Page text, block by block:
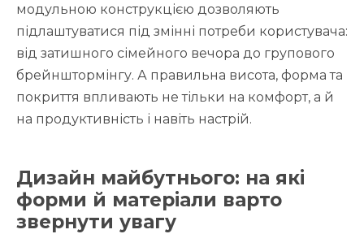
модульною конструкцією дозволяють
підлаштуватися під змінні потреби користувача:
від затишного сімейного вечора до групового
брейнштормінгу. А правильна висота, форма та
покриття впливають не тільки на комфорт, а й
на продуктивність і навіть настрій.
Дизайн майбутнього: на які
форми й матеріали варто
звернути увагу